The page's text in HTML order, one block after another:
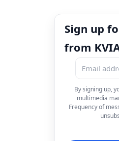
Sign up
from
By signing up,
multimedia
Frequency of